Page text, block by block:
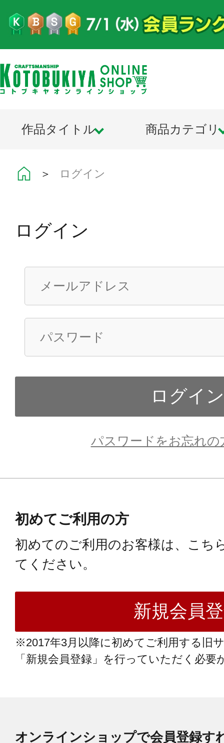
作品タイトル 商品カテゴリ
＞ ログイン
ログイン
パスワードをお忘れの
初めてご利用の方
初めてのご利用のお客様は、こち
てください。
※2017年3月以降に初めてご利用する旧
「新規会員登録」を行っていただく必要
オンラインショップで会員登録す